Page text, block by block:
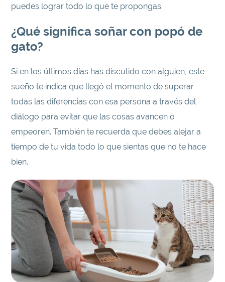
puedes lograr todo lo que te propongas.
¿Qué significa soñar con popó de
gato?
Si en los últimos días has discutido con alguien, este
sueño te indica que llegó el momento de superar
todas las diferencias con esa persona a través del
diálogo para evitar que las cosas avancen o
empeoren. También te recuerda que debes alejar a
tiempo de tu vida todo lo que sientas que no te hace
bien.